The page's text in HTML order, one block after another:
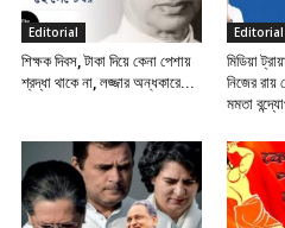
Editorial
শিক্ষক দিবস, টাকা দিয়ে কেনা পেশায়
শ্রদ্ধা থাকে না, লজ্জার অন্ধকারে...
Editorial
মিডিয়া
নিজের রায়
মমতা